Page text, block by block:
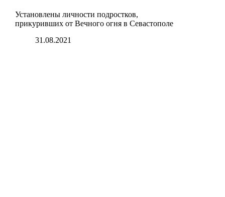
Установлены личности подростков,
прикуривших от Вечного огня в Севастополе
31.08.2021